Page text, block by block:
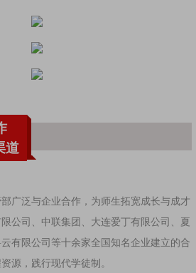
道
广泛与企业合作，为师生拓宽成长与成才
公司、中联集团、大连爱丁有限公司、夏
有限公司等十余家全国知名企业建立的合
源，践行现代学徒制。